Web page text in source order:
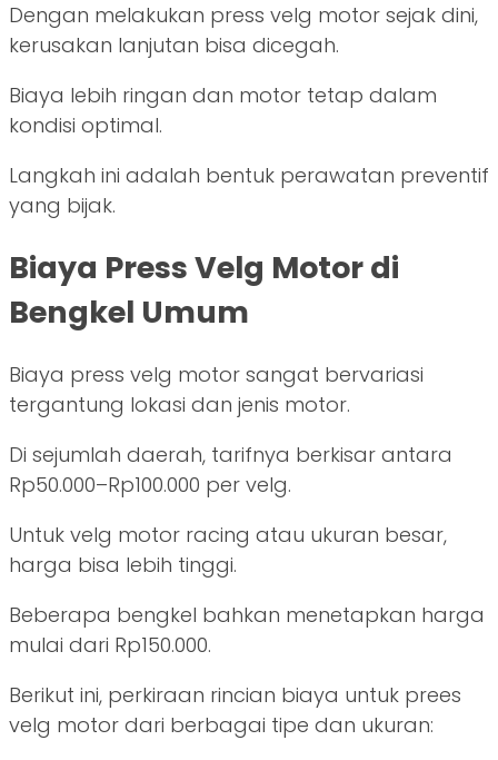
Dengan melakukan press velg motor sejak dini,
kerusakan lanjutan bisa dicegah.
Biaya lebih ringan dan motor tetap dalam
kondisi optimal.
Langkah ini adalah bentuk perawatan preventif
yang bijak.
Biaya Press Velg Motor di
Bengkel Umum
Biaya press velg motor sangat bervariasi
tergantung lokasi dan jenis motor.
Di sejumlah daerah, tarifnya berkisar antara
Rp50.000–Rp100.000 per velg.
Untuk velg motor racing atau ukuran besar,
harga bisa lebih tinggi.
Beberapa bengkel bahkan menetapkan harga
mulai dari Rp150.000.
Berikut ini, perkiraan rincian biaya untuk prees
velg motor dari berbagai tipe dan ukuran: